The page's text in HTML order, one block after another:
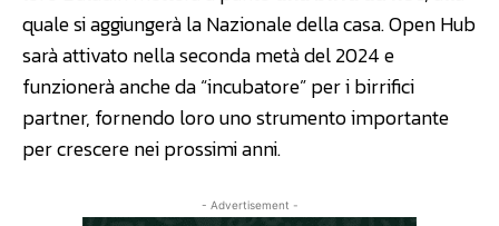
quale si aggiungerà la Nazionale della casa. Open Hub
sarà attivato nella seconda metà del 2024 e
funzionerà anche da “incubatore” per i birrifici
partner, fornendo loro uno strumento importante
per crescere nei prossimi anni.
- Advertisement -